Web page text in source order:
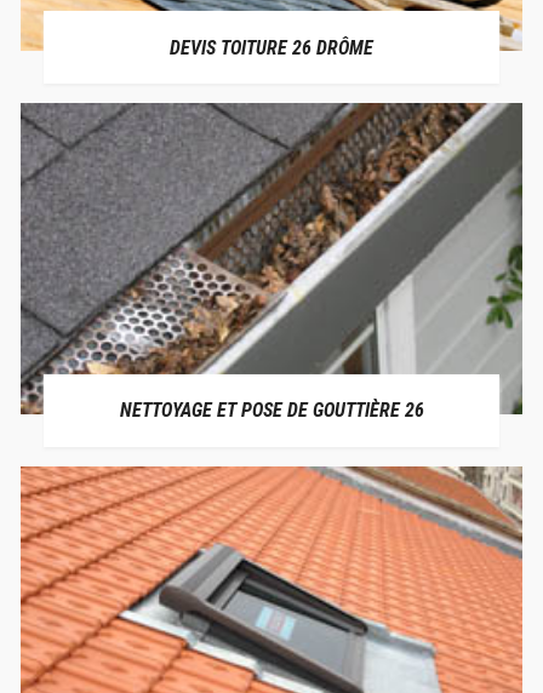
DEVIS TOITURE 26 DRÔME
NETTOYAGE ET POSE DE GOUTTIÈRE 26